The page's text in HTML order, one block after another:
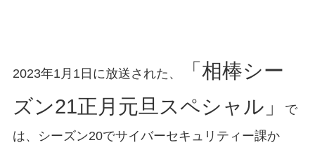
2023年1月1日に放送された、
「相棒シー
ズン21正月元旦スペシャル」
で
は、シーズン20でサイバーセキュリティー課か